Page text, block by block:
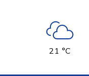
21 °C